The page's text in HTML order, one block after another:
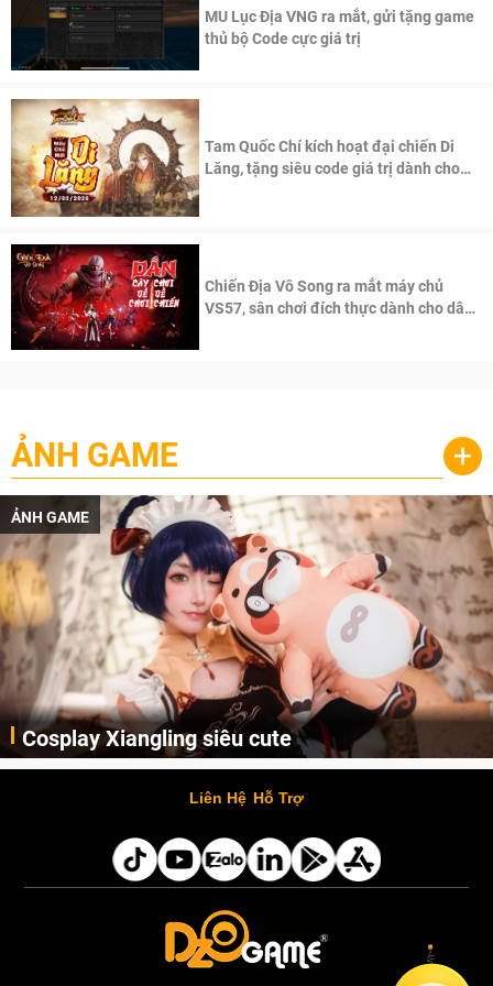
MU Lục Địa VNG ra mắt, gửi tặng game
thủ bộ Code cực giá trị
Tam Quốc Chí kích hoạt đại chiến Di
Lăng, tặng siêu code giá trị dành cho
Chiến Địa Vô Song ra mắt máy chủ
VS57, sân chơi đích thực dành cho dân
ẢNH GAME +
ẢNH GAME
Cosplay Xiangling siêu cute
Cùng thưởng thức những hình ảnh cosplay Xiangling trong Genshin Impact siêu dễ thương của người dùng Weibo "阿包也是兔娘"
Liên Hệ Hỗ Trợ